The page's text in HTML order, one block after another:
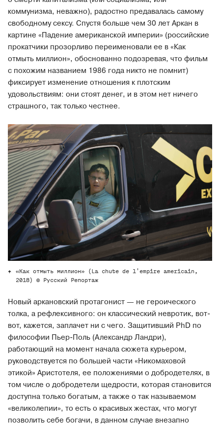
коммунизма, неважно), радостно предавалась самому
свободному сексу. Спустя больше чем 30 лет Аркан в
картине «Падение американской империи» (российские
прокатчики прозорливо переименовали ее в «Как
отмыть миллион», обоснованно подозревая, что фильм
с похожим названием 1986 года никто не помнит)
фиксирует изменение отношения к плотским
удовольствиям: они стоят денег, и в этом нет ничего
страшного, так только честнее.
«Как отмыть миллион» (La chute de l'empire americain,
2018) © Русский Репортаж
Новый аркановский протагонист — не героического
толка, а рефлексивного: он классический невротик, вот-
вот, кажется, заплачет ни с чего. Защитивший PhD по
философии Пьер-Поль (Александр Ландри),
работающий на момент начала сюжета курьером,
руководствуется по большей части «Никомаховой
этикой» Аристотеля, ее положениями о добродетелях, в
том числе о добродетели щедрости, которая становится
доступна только богатым, а также о так называемом
«великолепии», то есть о красивых жестах, что могут
позволить себе богачи, в данном случае внезапно